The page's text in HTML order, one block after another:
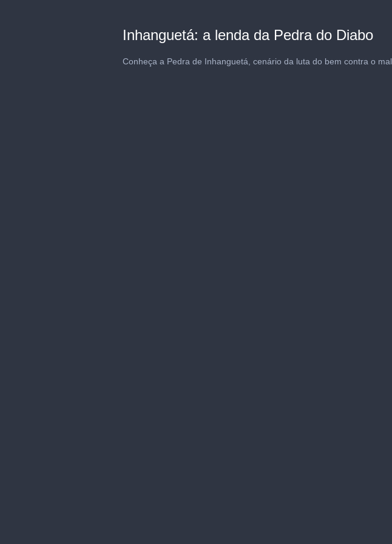
Inhanguetá: a lenda da Pedra do Diabo
Conheça a Pedra de Inhanguetá, cenário da luta do bem contra o mal